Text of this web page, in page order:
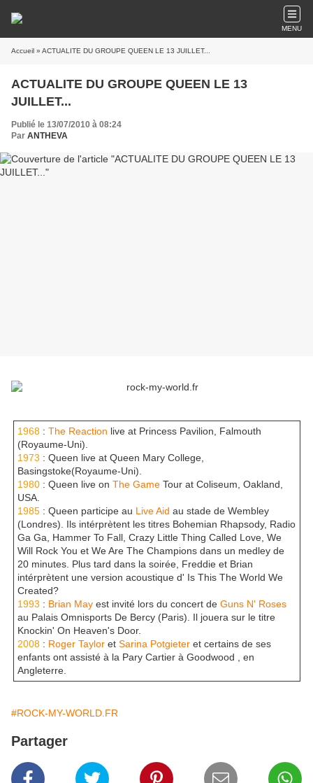
MENU
Accueil » ACTUALITE DU GROUPE QUEEN LE 13 JUILLET...
ACTUALITE DU GROUPE QUEEN LE 13
JUILLET...
Publié le 13/07/2010 à 08:24
Par ANTHEVA
1968: The Reaction live at Princess Pavilion, Falmouth
(Royaume-Uni).
1973 : Queen live at Queen Mary College,
Basingstoke(Royaume-Uni).
1980: Queen live on The GameTour at Coliseum, Oakland,
USA.
1985: Queen participe au Live Aid au stade de Wembley
(Londres). Ils intérprètent les titres Bohemian Rhapsody, Radio
Ga Ga, Hammer To Fall, Crazy Little Thing Called Love, We
Will Rock You et We Are The Champions dans un medley de
20 minutes. Plus tard dans la soirée, Freddie et Brian
intérprètent une version acoustique d' Is This The World We
Created?
1993 : Brian Mayest invité lors du concert de Guns N' Roses
au Palais Omnisports De Bercy (Paris). Il jouera sur le titre
Knockin' On Heaven's Door.
2008: Roger Tayloret Sarina Potgieteret certains de ses
enfants ont assisté à la Pary Cartier à Goodwood , en
Angleterre.
#ROCK-MY-WORLD.FR
Partager